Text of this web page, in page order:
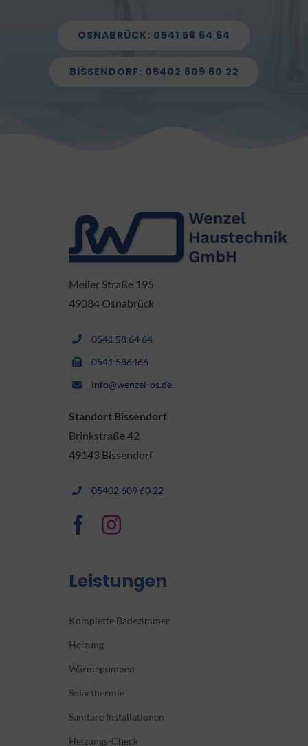
OSNABRÜCK: 0541 58 64 64
BISSENDORF: 05402 609 60 22
Meller Straße 195
49084 Osnabrück
0541 58 64 64
0541 586466
info@wenzel-os.de
Standort Bissendorf
Brinkstraße 42
49143 Bissendorf
05402 609 60 22
Leistungen
Komplette Badezimmer
Heizung
Wärmepumpen
Solarthermie
Sanitäre Installationen
Heizungs-Check